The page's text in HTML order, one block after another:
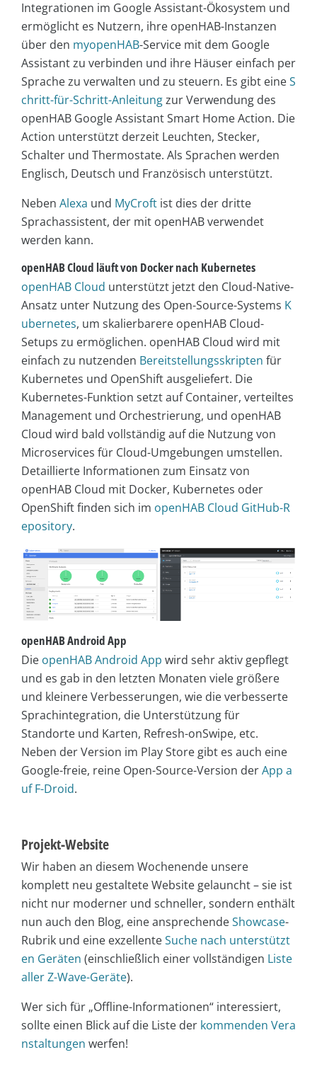
Integrationen im Google Assistant-Ökosystem und
ermöglicht es Nutzern, ihre openHAB-Instanzen
über den myopenHAB-Service mit dem Google
Assistant zu verbinden und ihre Häuser einfach per
Sprache zu verwalten und zu steuern. Es gibt eineS
chritt-für-Schritt-Anleitungzur Verwendung des
openHAB Google Assistant Smart Home Action. Die
Action unterstützt derzeit Leuchten, Stecker,
Schalter und Thermostate. Als Sprachen werden
Englisch, Deutsch und Französisch unterstützt.
Neben Alexa und MyCroft ist dies der dritte
Sprachassistent, der mit openHAB verwendet
werden kann.
openHAB Cloud läuft von Docker nach Kubernetes
openHAB Cloud unterstützt jetzt den Cloud-Native-
Ansatz unter Nutzung des Open-Source-Systems K
ubernetes, um skalierbarere openHAB Cloud-
Setups zu ermöglichen. openHAB Cloud wird mit
einfach zu nutzenden Bereitstellungsskripten für
Kubernetes und OpenShift ausgeliefert. Die
Kubernetes-Funktion setzt auf Container, verteiltes
Management und Orchestrierung, und openHAB
Cloud wird bald vollständig auf die Nutzung von
Microservices für Cloud-Umgebungen umstellen.
Detaillierte Informationen zum Einsatz von
openHAB Cloud mit Docker, Kubernetes oder
OpenShift finden sich im openHAB Cloud GitHub-R
epository.
openHAB Android App
Die openHAB Android App wird sehr aktiv gepflegt
und es gab in den letzten Monaten viele größere
und kleinere Verbesserungen, wie die verbesserte
Sprachintegration, die Unterstützung für
Standorte und Karten, Refresh-onSwipe, etc.
Neben der Version im Play Store gibt es auch eine
Google-freie, reine Open-Source-Version derApp a
uf F-Droid.
Projekt-Website
Wir haben an diesem Wochenende unsere
komplett neu gestaltete Website gelauncht – sie ist
nicht nur moderner und schneller, sondern enthält
nun auch den Blog, eine ansprechendeShowcase-
Rubrik und eine exzellenteSuche nach unterstützt
en Geräten (einschließlich einer vollständigen Liste
aller Z-Wave-Geräte).
Wer sich für „Offline-Informationen“ interessiert,
sollte einen Blick auf die Liste der kommenden Vera
nstaltungen werfen!